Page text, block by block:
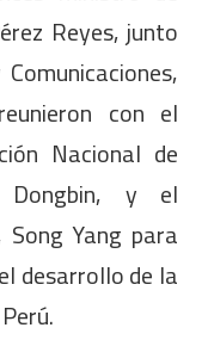
Reyes, junto
con el
Nacional de
Dongbin, y el
Yang para
desarrollo de la